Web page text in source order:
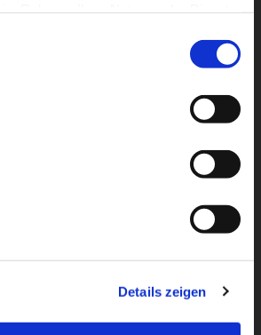
Details zeigen
Sie auch